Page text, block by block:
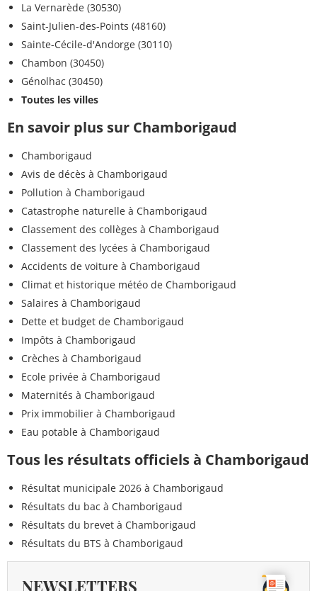
La Vernarède (30530)
Saint-Julien-des-Points (48160)
Sainte-Cécile-d'Andorge (30110)
Chambon (30450)
Génolhac (30450)
Toutes les villes
En savoir plus sur Chamborigaud
Chamborigaud
Avis de décès à Chamborigaud
Pollution à Chamborigaud
Catastrophe naturelle à Chamborigaud
Classement des collèges à Chamborigaud
Classement des lycées à Chamborigaud
Accidents de voiture à Chamborigaud
Climat et historique météo de Chamborigaud
Salaires à Chamborigaud
Dette et budget de Chamborigaud
Impôts à Chamborigaud
Crèches à Chamborigaud
Ecole privée à Chamborigaud
Maternités à Chamborigaud
Prix immobilier à Chamborigaud
Eau potable à Chamborigaud
Tous les résultats officiels à Chamborigaud
Résultat municipale 2026 à Chamborigaud
Résultats du bac à Chamborigaud
Résultats du brevet à Chamborigaud
Résultats du BTS à Chamborigaud
NEWSLETTERS